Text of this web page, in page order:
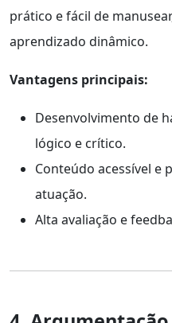
prático e fácil de
aprendizado dinâmico.
Vantagens principais:
Desenvolvimento de
lógico e crítico.
Conteúdo acessível e
atuação.
Alta avaliação e